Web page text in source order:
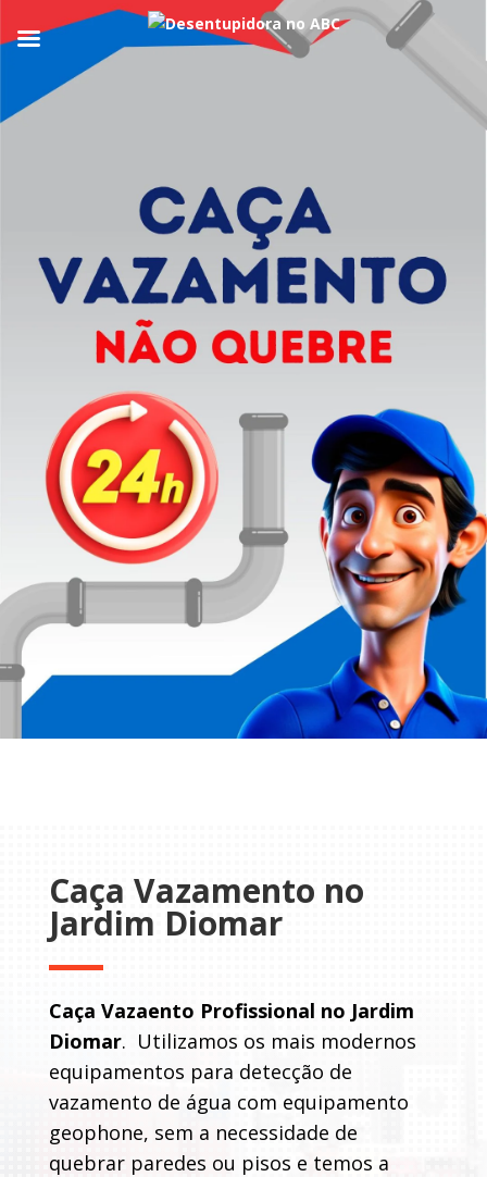
Caça Vazamento no
Jardim Diomar
Caça Vazaento Profissional no Jardim
Diomar. Utilizamos os mais modernos
equipamentos para detecção de
vazamento de água com equipamento
geophone, sem a necessidade de
quebrar paredes ou pisos e temos a